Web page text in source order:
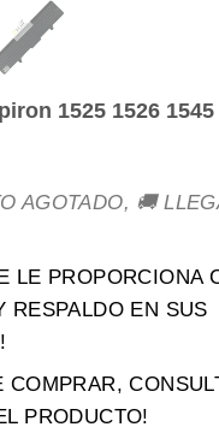
1525 1526 1545
AGOTADO, 🚚
LE PROPORCIONA
RESPALDO EN SUS
COMPRAR,
PRODUCTO!